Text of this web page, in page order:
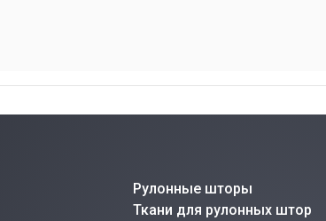
Рулонные шторы
Ткани для рулонных штор